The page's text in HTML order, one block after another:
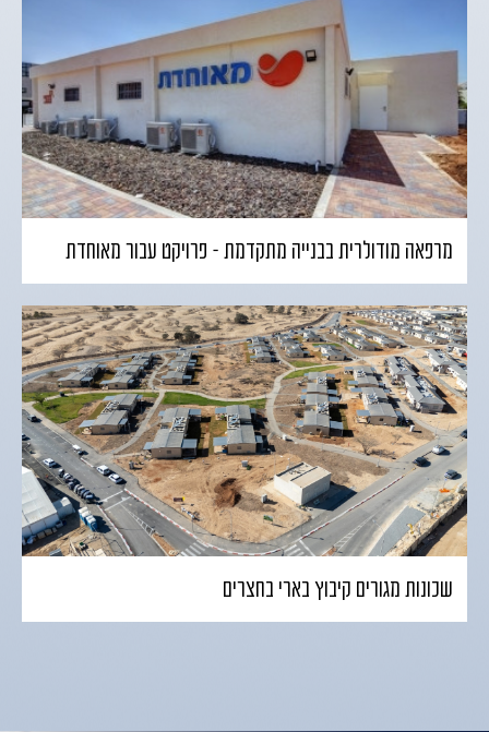
מרפאה מודולרית בבנייה מתקדמת – פרויקט עבור מאוחדת
שכונות מגורים קיבוץ בארי בחצרים